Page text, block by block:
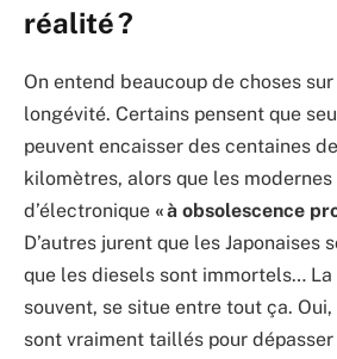
réalité ?
On entend beaucoup de choses
longévité. Certains pensent que
peuvent encaisser des centaines
kilomètres, alors que les
d’électronique « à obsolescence
D’autres jurent que les Japonaises
que les diesels sont immortels…
souvent, se situe entre tout ça.
sont vraiment taillés pour